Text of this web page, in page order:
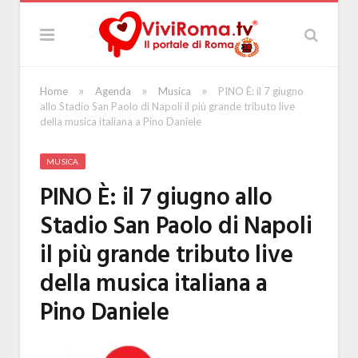
Home » Agenda » Musica »
PINO È: il 7 giugno
allo Stadio San Paolo di Napoli il più grande tributo live
della musica italiana a Pino Daniele
MUSICA
PINO È: il 7 giugno allo
Stadio San Paolo di Napoli
il più grande tributo live
della musica italiana a
Pino Daniele